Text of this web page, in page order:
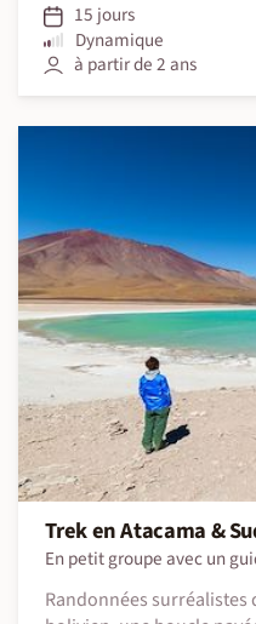
15 jours
Dynamique
à partir de 2 ans
Trek en Atacama &
En petit groupe avec un
Randonnées